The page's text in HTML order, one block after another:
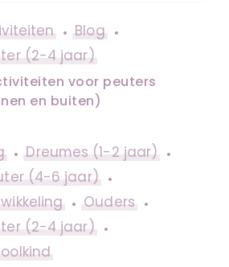
Blog
(2-4 jaar)
voor peuters
en buiten)
Dreumes (1-2 jaar)
(4-6 jaar)
Ouders
(2-4 jaar)